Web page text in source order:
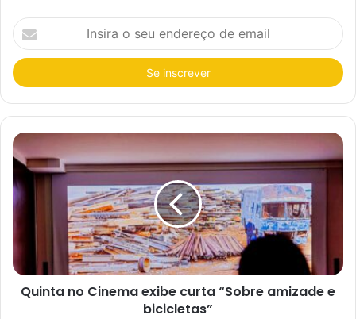
I
n
i
r
a
u
e
n
e
r
e
e
Quinta no Cinema exibe curta “Sobre amizade e
bicicletas”